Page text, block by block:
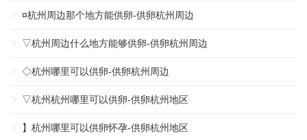
¤杭州周边那个地方能供卵-供卵杭州周边
▽杭州周边什么地方能够供卵-供卵杭州周边
◇杭州哪里可以供卵-供卵杭州周边
▽杭州杭州哪里可以供卵-供卵杭州地区
】杭州哪里可以供卵怀孕-供卵杭州地区